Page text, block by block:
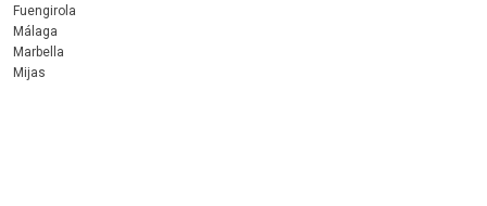
Fuengirola
Málaga
Marbella
Mijas